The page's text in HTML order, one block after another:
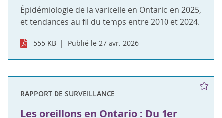
Épidémiologie de la varicelle en Ontario en 2025,
et tendances au fil du temps entre 2010 et 2024.
555 KB Publié le 27 avr. 2026
RAPPORT DE SURVEILLANCE
Les oreillons en Ontario : Du 1er